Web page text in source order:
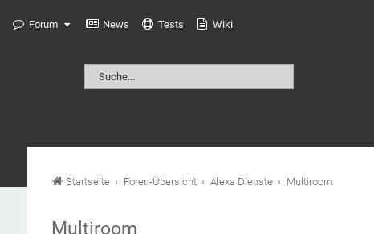
Forum News Tests Wiki
Startseite Foren-Übersicht Alexa Dienste Multiroom
Multiroom